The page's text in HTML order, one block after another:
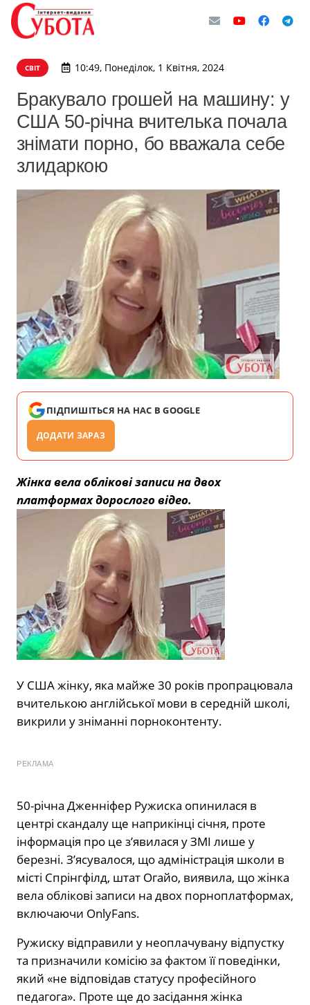
СВІТ 10:49, Понеділок, 1 Квітня, 2024
Бракувало грошей на машину: у
США 50-річна вчителька почала
знімати порно, бо вважала себе
злидаркою
ПІДПИШІТЬСЯ НА НАС В GOOGLE
ДОДАТИ ЗАРАЗ
Жінка вела облікові записи на двох
платформах дорослого відео.
У США жінку, яка майже 30 років пропрацювала
вчителькою англійської мови в середній школі,
викрили у зніманні порноконтенту.
РЕКЛАМА
50-річна Дженніфер Ружиска опинилася в
центрі скандалу ще наприкінці січня, проте
інформація про це з’явилася у ЗМІ лише у
березні. З’ясувалося, що адміністрація школи в
місті Спрінгфілд, штат Огайо, виявила, що жінка
вела облікові записи на двох порноплатформах,
включаючи OnlyFans.
Ружиску відправили у неоплачувану відпустку
та призначили комісію за фактом її поведінки,
який «не відповідав статусу професійного
педагога». Проте ще до засідання жінка